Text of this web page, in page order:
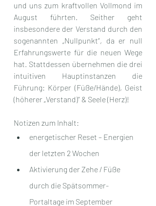
und uns zum kraftvollen Vollmond im
August führten. Seither geht
insbesondere der Verstand durch den
sogenannten „Nullpunkt“, da er null
Erfahrungswerte für die neuen Wege
hat. Stattdessen übernehmen die drei
intuitiven Hauptinstanzen die
Führung: Körper (Füße/Hände), Geist
(höherer „Verstand)“ & Seele (Herz)!
Notizen zum Inhalt:
energetischer Reset – Energien
der letzten 2 Wochen
Aktivierung der Zehe / Füße
durch die Spätsommer-
Portaltage im September